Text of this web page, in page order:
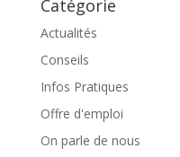
Catégorie
Actualités
Conseils
Infos Pratiques
Offre d'emploi
On parle de nous